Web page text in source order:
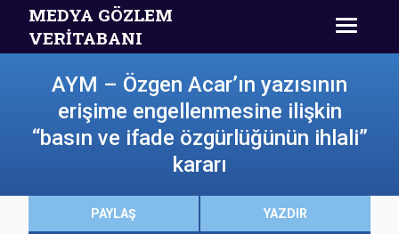
MEDYA GÖZLEM
VERİTABANI
AYM – Özgen Acar’ın yazısının
erişime engellenmesine ilişkin
“basın ve ifade özgürlüğünün ihlali”
kararı
PAYLAŞ YAZDIR